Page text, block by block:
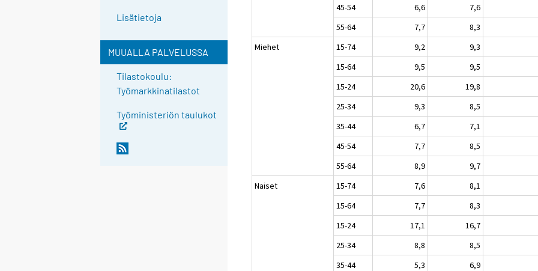
Lisätietoja
MUUALLA PALVELUSSA
Tilastokoulu:
Työmarkkinatilastot
Työministeriön taulukot
45-54
6,6 7,6
55-64
7,7 8,3
Miehet
15-74 9,2 9,3
15-64
9,5 9,5
15-24
20,6 19,8
25-34
9,3 8,5
35-44
6,7 7,1
45-54
7,7 8,5
55-64
8,9 9,7
Naiset
15-74 7,6 8,1
15-64
7,7 8,3
15-24
17,1 16,7
25-34
8,8 8,5
35-44
5,3 6,9